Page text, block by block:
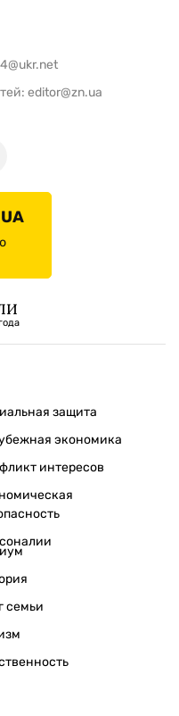
editor@zn.ua
защита
экономика
интересов
семьи